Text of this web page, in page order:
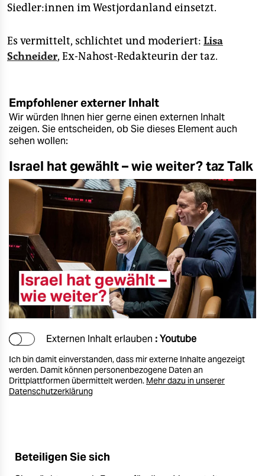
Siedler:innen im Westjordanland einsetzt.
Es vermittelt, schlichtet und moderiert: Lisa
Schneider, Ex-Nahost-Redakteurin der taz.
Empfohlener externer Inhalt
Wir würden Ihnen hier gerne einen externen Inhalt
zeigen. Sie entscheiden, ob Sie dieses Element auch
sehen wollen:
Israel hat gewählt – wie weiter? taz Talk
Externen Inhalt erlauben : Youtube
Ich bin damit einverstanden, dass mir externe Inhalte angezeigt
werden. Damit können personenbezogene Daten an
Drittplattformen übermittelt werden. Mehr dazu in unserer
Datenschutzerklärung
Beteiligen Sie sich